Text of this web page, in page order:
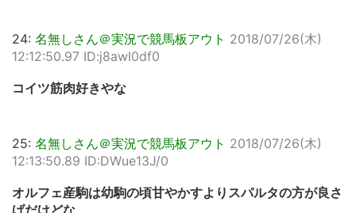
24: 名無しさん＠実況で競馬板アウト 2018/07/26(木)
12:12:50.97 ID:j8awI0df0
コイツ筋肉好きやな
25: 名無しさん＠実況で競馬板アウト 2018/07/26(木)
12:13:50.89 ID:DWue13J/0
オルフェ産駒は幼駒の頃甘やかすよりスパルタの方が良さ
げだけどな